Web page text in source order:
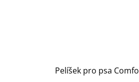
Pelíšek pro psa